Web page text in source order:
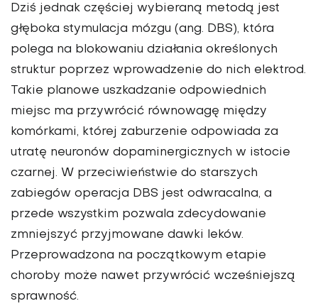
Dziś jednak częściej wybieraną metodą jest
głęboka stymulacja mózgu (ang. DBS), która
polega na blokowaniu działania określonych
struktur poprzez wprowadzenie do nich elektrod.
Takie planowe uszkadzanie odpowiednich
miejsc ma przywrócić równowagę między
komórkami, której zaburzenie odpowiada za
utratę neuronów dopaminergicznych w istocie
czarnej. W przeciwieństwie do starszych
zabiegów operacja DBS jest odwracalna, a
przede wszystkim pozwala zdecydowanie
zmniejszyć przyjmowane dawki leków.
Przeprowadzona na początkowym etapie
choroby może nawet przywrócić wcześniejszą
sprawność.